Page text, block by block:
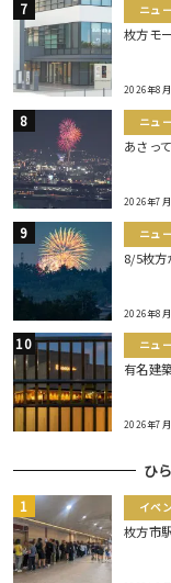
ニュ
枚方モ
2026年8
ニュ
あさっ
2026年7
ニュ
8/5枚方
2026年8
ニュ
有名建
2026年7
ひ
イベ
枚方市